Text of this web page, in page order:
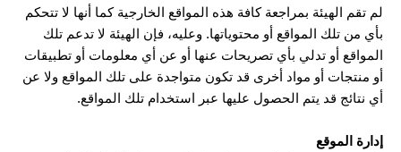
لم تقم الهيئة بمراجعة كافة هذه المواقع الخارجية كما أنها لا تتحكم
بأي من تلك المواقع أو محتوياتها. وعليه، فإن الهيئة لا تدعم تلك
المواقع أو تدلي بأي تصريحات عنها أو عن أي معلومات أو تطبيقات
أو منتجات أو مواد أخرى قد تكون متواجدة على تلك المواقع ولا عن
أي نتائج قد يتم الحصول عليها عبر استخدام تلك المواقع.
إدارة الموقع